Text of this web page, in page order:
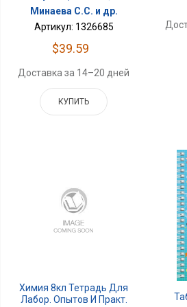
Минаева С.С. и др.
Артикул: 1326685
$39.59
Доставка за 14–20 дней
КУПИТЬ
Химия 8кл Тетрадь Для
Лабор. Опытов И Практ.